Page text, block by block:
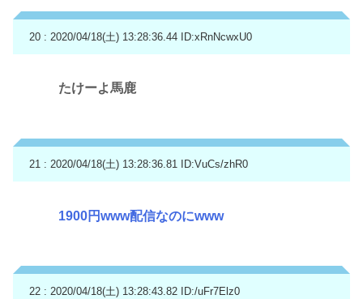
20 : 2020/04/18(土) 13:28:36.44 ID:xRnNcwxU0
たけーよ馬鹿
21 : 2020/04/18(土) 13:28:36.81 ID:VuCs/zhR0
1900円www配信なのにwww
22 : 2020/04/18(土) 13:28:43.82 ID:/uFr7Elz0